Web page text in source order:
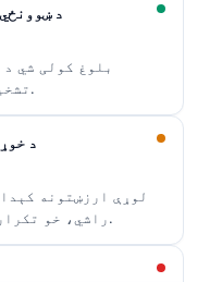
د
بلوغ کولی شي
تشخیصي روژه حد هماغه پاتې کېږي.
د
لوړې ارزښتونه
راشي، خو تکراري لوړې کچې باید بیاکتنه شي.